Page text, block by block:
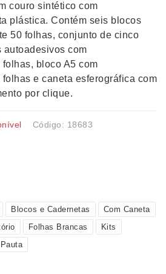
couro sintético com
plástica. Contém seis blocos
50 folhas, conjunto de cinco
autoadesivos com
bloco A5 com
e caneta esferográfica com
por clique.
Código: 18683
Blocos e Cadernetas
Com Caneta
Folhas Brancas
Kits